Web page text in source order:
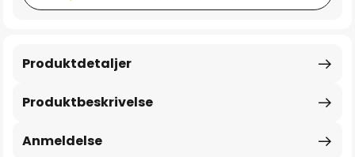
Produktbeskrivelse
Produktdetaljer
Anmeldelse